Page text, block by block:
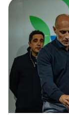
Discursos en
Casa de
Acerca de
Historia
Geografía
Invertí en Río